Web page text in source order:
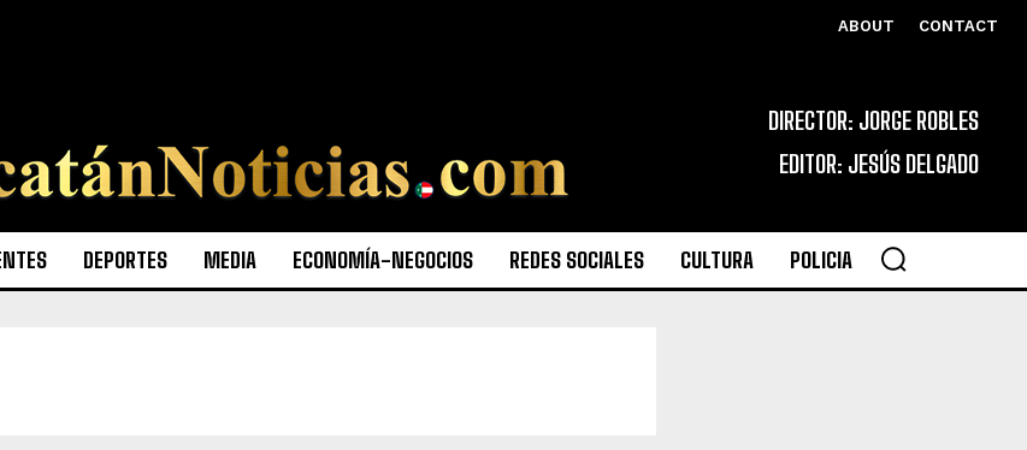
ABOUT CONTACT
DIRECTOR: JORGE ROBLES
EDITOR: JESÚS DELGADO
DEPORTES MEDIA ECONOMÍA-NEGOCIOS REDES SOCIALES CULTURA POLICIA